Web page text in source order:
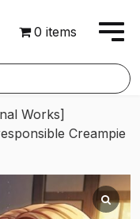
0 items
Works]
Creampie